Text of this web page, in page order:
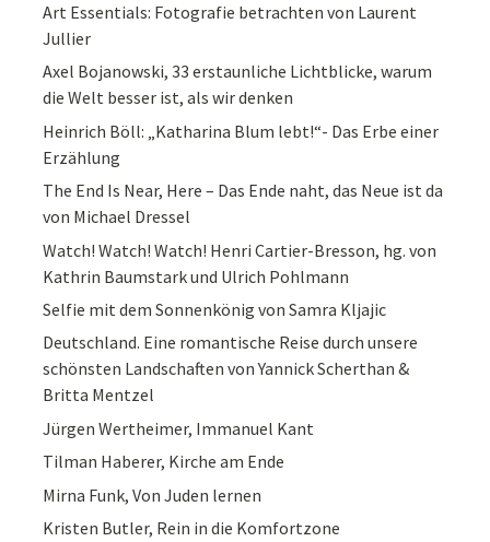
Art Essentials: Fotografie betrachten von Laurent
Jullier
Axel Bojanowski, 33 erstaunliche Lichtblicke, warum
die Welt besser ist, als wir denken
Heinrich Böll: „Katharina Blum lebt!“- Das Erbe einer
Erzählung
The End Is Near, Here – Das Ende naht, das Neue ist da
von Michael Dressel
Watch! Watch! Watch! Henri Cartier-Bresson, hg. von
Kathrin Baumstark und Ulrich Pohlmann
Selfie mit dem Sonnenkönig von Samra Kljajic
Deutschland. Eine romantische Reise durch unsere
schönsten Landschaften von Yannick Scherthan &
Britta Mentzel
Jürgen Wertheimer, Immanuel Kant
Tilman Haberer, Kirche am Ende
Mirna Funk, Von Juden lernen
Kristen Butler, Rein in die Komfortzone